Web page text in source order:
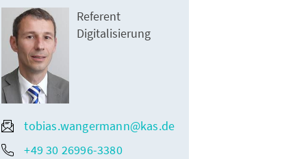
Lukas Gründel
Referent
Digitalisierung
tobias.wangermann@kas.de
+49 30 26996-3380